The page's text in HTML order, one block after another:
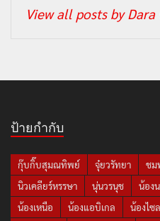
View all posts by Dara
ป้ายกำกับ
กุ๊บกิ๊บสุมณทิพย์ จุ๋ยวรัทยา ชม
นิวเคลียร์หรรษา
นุ่นวรนุช น้อง
น้องเหนือ
น้องแอบิเกล น้องไซ